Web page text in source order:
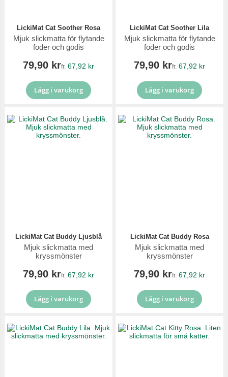
LickiMat Cat Soother Rosa
Mjuk slickmatta för flytande
foder och godis
79,90 krfr. 67,92 kr
Lägg i varukorg
LickiMat Cat Soother Lila
Mjuk slickmatta för flytande
foder och godis
79,90 krfr. 67,92 kr
Lägg i varukorg
LickiMat Cat Buddy Ljusblå
Mjuk slickmatta med
kryssmönster
79,90 krfr. 67,92 kr
Lägg i varukorg
LickiMat Cat Buddy Rosa
Mjuk slickmatta med
kryssmönster
79,90 krfr. 67,92 kr
Lägg i varukorg